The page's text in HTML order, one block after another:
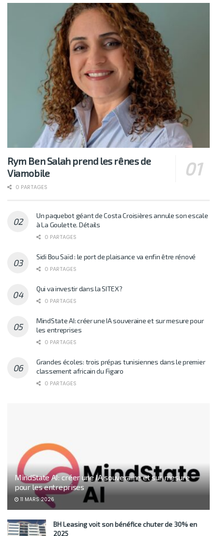
Rym Ben Salah prend les rênes de
Viamobile
0 PARTAGES
Un paquebot géant de Costa Croisières annule son escale
à La Goulette. Détails
0 PARTAGES
Sidi Bou Saïd : le port de plaisance va enfin être rénové
0 PARTAGES
Qui va investir dans la SITEX?
0 PARTAGES
MindState AI: créer une IA souveraine et sur mesure pour
les entreprises
0 PARTAGES
Grandes écoles: trois prépas tunisiennes dans le premier
classement africain du Figaro
0 PARTAGES
MindState AI: créer une IA souveraine et sur mesure
pour les entreprises
11 MARS 2026
BH Leasing voit son bénéfice chuter de 30% en
2025